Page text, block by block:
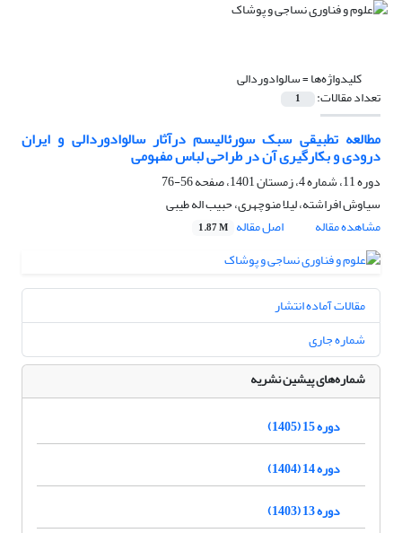
کلیدواژه‌ها =سالوادوردالی
تعداد مقالات: 1
مطالعه تطبیقی سبک سورئالیسم درآثار سالوادوردالی و ایران
درودی و بکارگیری آن در طراحی لباس مفهومی
دوره 11، شماره 4، زمستان 1401، صفحه
56-76
سیاوش افراشته، لیلا منوچهری، حبیب اله طیبی
مشاهده مقاله
اصل مقاله 1.87 M
مقالات آماده انتشار
شماره جاری
شماره‌های پیشین نشریه
دوره 15 (1405)
دوره 14 (1404)
دوره 13 (1403)